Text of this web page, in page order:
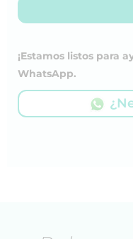
¡Estamos listos para
WhatsApp.